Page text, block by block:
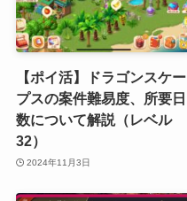
【ポイ活】ドラゴンスケー
プスの案件難易度、所要日
数について解説（レベル
32）
2024年11月3日